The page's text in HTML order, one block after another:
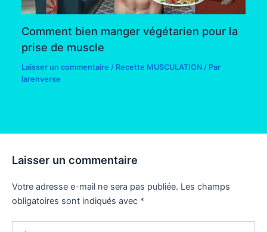
Comment bien manger végétarien pour la
prise de muscle
Laisser un commentaire / Recette MUSCULATION / Par
larenverse
Laisser un commentaire
Votre adresse e-mail ne sera pas publiée. Les champs
obligatoires sont indiqués avec *